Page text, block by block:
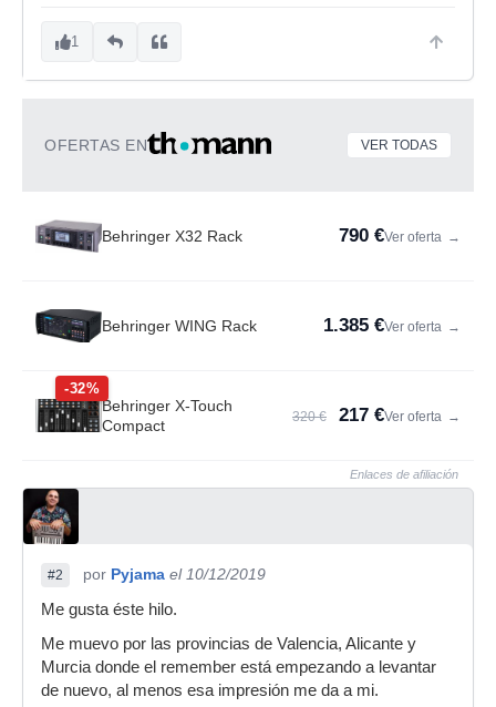
1
OFERTAS EN VER TODAS
Behringer X32 Rack 790 €Ver oferta →
Behringer WING Rack 1.385 €Ver oferta →
-32%
Behringer X-Touch
Compact
320 € 217 €Ver oferta →
Enlaces de afiliación
#2 por Pyjama el 10/12/2019
Me gusta éste hilo.
Me muevo por las provincias de Valencia, Alicante y
Murcia donde el remember está empezando a levantar
de nuevo, al menos esa impresión me da a mi.